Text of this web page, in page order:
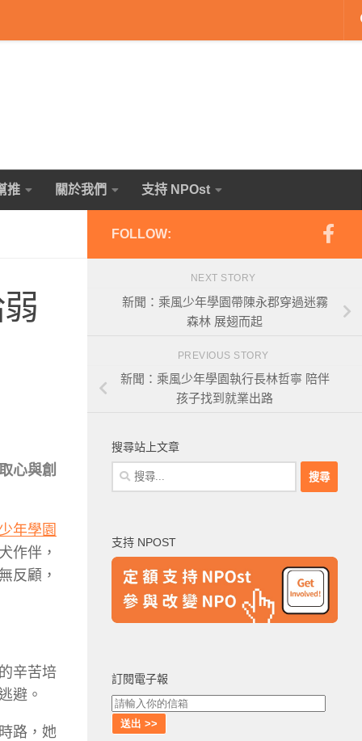
推 關於我們 支持 NPOst
心與創
年學園
作伴，
反顧，
辛苦培
避。
路，她
FOLLOW:
NEXT STORY
新聞：乘風少年學園帶陳永郡穿過迷霧
森林 展翅而起
PREVIOUS STORY
新聞：乘風少年學園執行長林哲寧 陪伴
孩子找到就業出路
搜尋站上文章
搜
尋
字:
支持 NPOST
訂閱電子報